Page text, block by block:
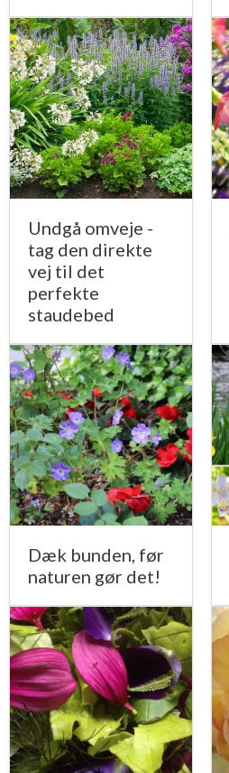
Undgå omveje -
tag den direkte
vej til det
perfekte
staudebed
Dæk bunden, før
naturen gør det!